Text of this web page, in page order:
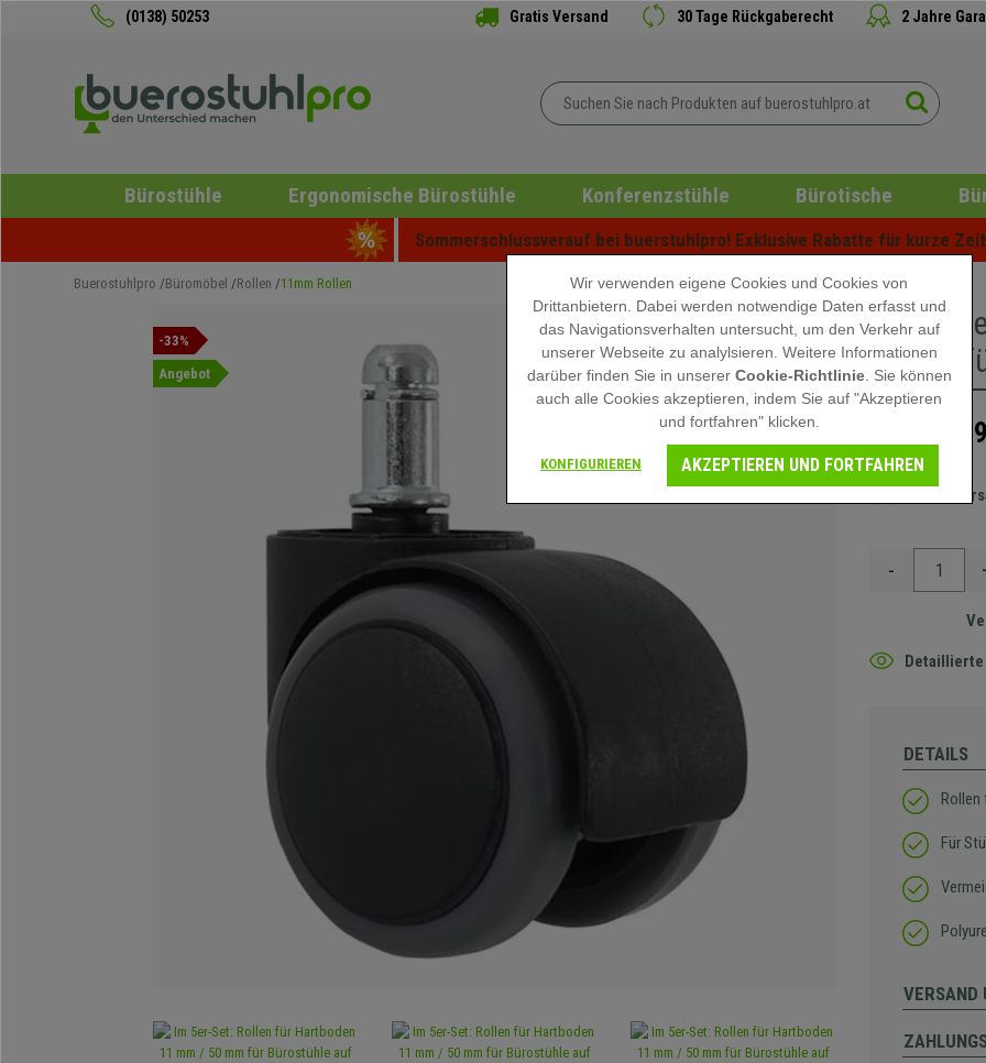
(0138) 50253 Gratis Versand 30 Tage Rückgaberecht 2 Jahre
Bürostühle Ergonomische Bürostühle Konferenzstühle Bürotische
Sommerschlussverauf bei buerstuhlpro! Exklusive Rabatte für kurze
Buerostuhlpro Büromöbel Rollen 11mm Rollen
-33%
Angebot
Im 5er-
50 mm
Gratis
-
Detaillierte
DETAILS
Rollen
Für
VERSAND
Wir verwenden eigene Cookies und Cookies von
Drittanbietern. Dabei werden notwendige Daten erfasst und
das Navigationsverhalten untersucht, um den Verkehr auf
unserer Webseite zu analylsieren. Weitere Informationen
darüber finden Sie in unserer Cookie-Richtlinie. Sie können
auch alle Cookies akzeptieren, indem Sie auf "Akzeptieren
und fortfahren" klicken.
KONFIGURIEREN AKZEPTIEREN UND FORTFAHREN